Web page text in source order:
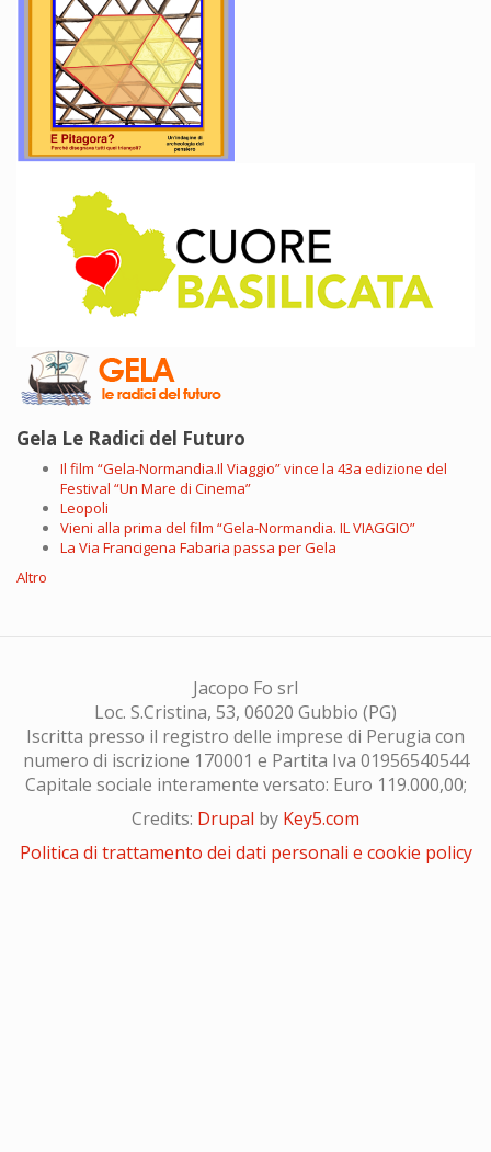
Gela Le Radici del Futuro
Il film “Gela-Normandia.Il Viaggio” vince la 43a edizione del
Festival “Un Mare di Cinema”
Leopoli
Vieni alla prima del film “Gela-Normandia. IL VIAGGIO”
La Via Francigena Fabaria passa per Gela
Altro
Jacopo Fo srl
Loc. S.Cristina, 53, 06020 Gubbio (PG)
Iscritta presso il registro delle imprese di Perugia con
numero di iscrizione 170001 e Partita Iva 01956540544
Capitale sociale interamente versato: Euro 119.000,00;
Credits: Drupal by Key5.com
Politica di trattamento dei dati personali e cookie policy